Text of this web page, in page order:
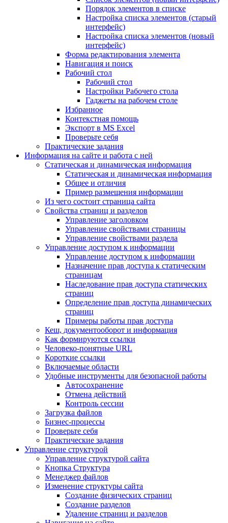
Порядок элементов в списке
Настройка списка элементов (старый
интерфейс)
Настройка списка элементов (новый
интерфейс)
Форма редактирования элемента
Навигация и поиск
Рабочий стол
Рабочий стол
Настройки Рабочего стола
Гаджеты на рабочем столе
Избранное
Контекстная помощь
Экспорт в MS Excel
Проверьте себя
Практические задания
Информация на сайте и работа с ней
Статическая и динамическая информация
Статическая и динамическая информация
Общее и отличия
Пример размещения информации
Из чего состоит страница сайта
Свойства страниц и разделов
Управление заголовком
Управление свойствами страницы
Управление свойствами раздела
Управление доступом к информации
Управление доступом к информации
Назначение прав доступа к статическим
страницам
Наследование прав доступа статических
страниц
Определение прав доступа динамических
страниц
Примеры работы прав доступа
Кеш, документооборот и информация
Как формируются ссылки
Человеко-понятные URL
Короткие ссылки
Включаемые области
Удобные инструменты для безопасной работы
Автосохранение
Отмена действий
Контроль сессии
Загрузка файлов
Бизнес-процессы
Проверьте себя
Практические задания
Управление структурой
Управление структурой сайта
Кнопка Структура
Менеджер файлов
Изменение структуры сайта
Создание физических страниц
Создание разделов
Удаление страниц и разделов